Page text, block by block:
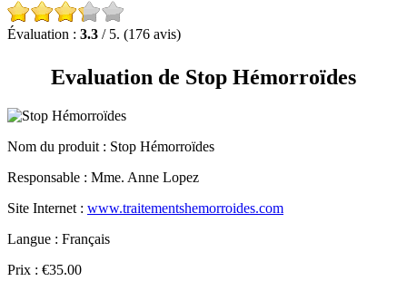
Évaluation : 3.3 / 5. (176 avis)
Evaluation de Stop Hémorroïdes
Nom du produit : Stop Hémorroïdes
Responsable : Mme. Anne Lopez
Site Internet : www.traitementshemorroides.com
Langue : Français
Prix : €35.00